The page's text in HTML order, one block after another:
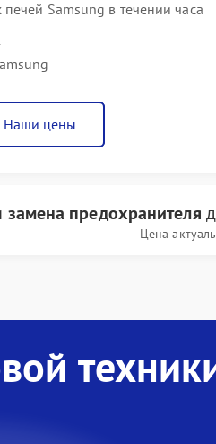
Samsung в течении часа
Наши цены
замена предохранителя
Цена